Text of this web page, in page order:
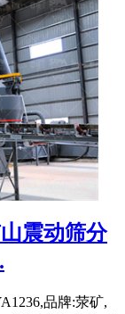
震动筛分
品牌:荥矿,